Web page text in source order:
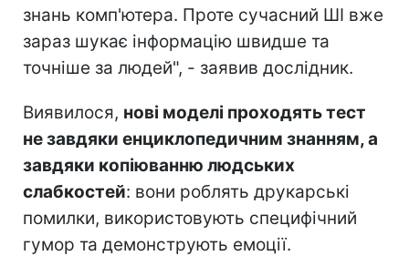
знань комп'ютера. Проте сучасний ШІ вже
зараз шукає інформацію швидше та
точніше за людей", - заявив дослідник.
Виявилося, нові моделі проходять тест
не завдяки енциклопедичним знанням, а
завдяки копіюванню людських
слабкостей: вони роблять друкарські
помилки, використовують специфічний
гумор та демонструють емоції.